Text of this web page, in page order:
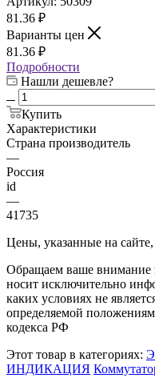
81.36 ₽
Варианты цен
81.36 ₽
Подробности
Нашли дешевле?
Купить
Характеристики
Страна производитель
—
Россия
id
—
41735
Цены, указанные на
Обращаем ваше внимание
носит исключительно
каких условиях не
определяемой
кодекса РФ
Этот товар в категориях:
ИНДИКАЦИЯ